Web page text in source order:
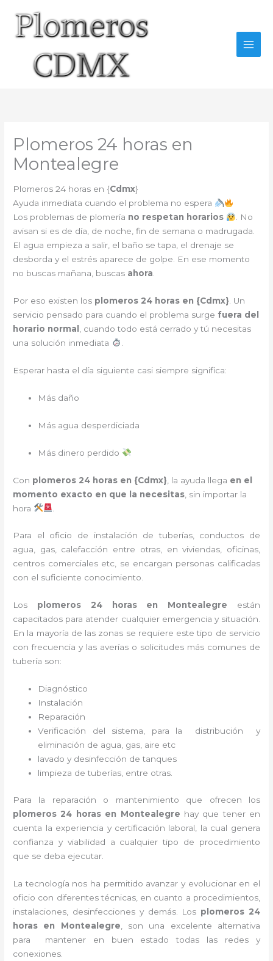
contenido
Plomeros 24 horas en
Montealegre
Plomeros 24 horas en {Cdmx}
Ayuda inmediata cuando el problema no espera
Los problemas de plomería no respetan horarios
. No
avisan si es de día, de noche, fin de semana o madrugada.
El agua empieza a salir, el baño se tapa, el drenaje se
desborda y el estrés aparece de golpe. En ese momento
no buscas mañana, buscas ahora.
Por eso existen los plomeros 24 horas en {Cdmx} . Un
servicio pensado para cuando el problema surge fuera del
horario normal
, cuando todo está cerrado y tú necesitas
una solución inmediata
Esperar hasta el día siguiente casi siempre significa:
Más daño
Más agua desperdiciada
Más dinero perdido
Con plomeros 24 horas en {Cdmx} , la ayuda llega en el
momento exacto en que la necesitas , sin importar la
hora
Para el oficio de instalación de tuberías, conductos de
agua, gas, calefacción entre otras, en viviendas, oficinas,
centros comerciales etc, se encargan personas calificadas
con el suficiente conocimiento.
Los plomeros 24 horas en Montealegre están
capacitados para atender cualquier emergencia y situación.
En la mayoría de las zonas se requiere este tipo de servicio
con frecuencia y las averías o solicitudes más comunes de
tubería son:
Diagnóstico
Instalación
Reparación
Verificación del sistema, para la distribución y
eliminación de agua, gas, aire etc
lavado y desinfección de tanques
limpieza de tuberías, entre otras.
Para la reparación o mantenimiento que ofrecen los
plomeros 24 horas en Montealegre hay que tener en
cuenta la experiencia y certificación laboral, la cual genera
confianza y viabilidad a cualquier tipo de procedimiento
que se deba ejecutar.
La tecnología nos ha permitido avanzar y evolucionar en el
oficio con diferentes técnicas, en cuanto a procedimientos,
instalaciones, desinfecciones y demás. Los plomeros 24
horas en Montealegre , son una excelente alternativa
para mantener en buen estado todas las redes y
conexiones.